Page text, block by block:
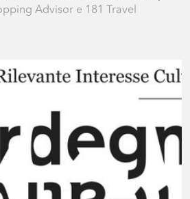
Advisor e 181 Travel